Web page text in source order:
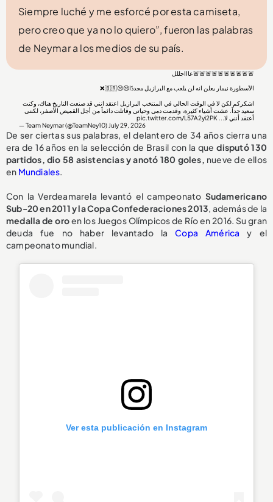
Siempre luché y me esforcé por esta camiseta,
pero creo que ya no lo quiero”, fueron las palabras
de Neymar a los medios de su país.
🚨🚨🚨🚨🚨🚨🚨🚨🚨🚨عاااجللل
الأسطورة نيمار يعلن انه لن يلعب مع البرازيل مجددًا😢😢🇧🇷❌
اشكركم لكن لا في الوقت الحالي في المنتخب البرازيل اعتقد انني قد صنعت التاريخ هناك، وكنت
سعيد جداً. عشت أشياء كثيرة، وقدمت دمي وحياتي وقاتلت دائماً من أجل القميص الأصفر، لكنني
أعتقد أنني لا... pic.twitter.com/L57A2yi2PK
— Team Neymar (@TeamNey10) July 29, 2026
De ser ciertas sus palabras, el delantero de 34 años cierra una
era de 16 años en la selección de Brasil con la quedisputó 130
partidos, dio 58 asistencias y anotó 180 goles, nueve de ellos
en Mundiales.
Con la Verdeamarela levantó el campeonato Sudamericano
Sub-20 en 2011 y la Copa Confederaciones 2013, además de la
medalla de oroen los Juegos Olímpicos de Río en 2016. Su gran
deuda fue no haber levantado laCopa América y el
campeonato mundial.
Ver esta publicación en Instagram